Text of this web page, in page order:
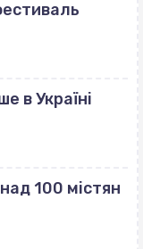
в Україні
100 містян